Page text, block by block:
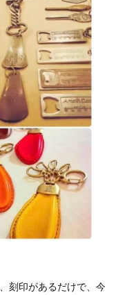
刻印があるだけで、今